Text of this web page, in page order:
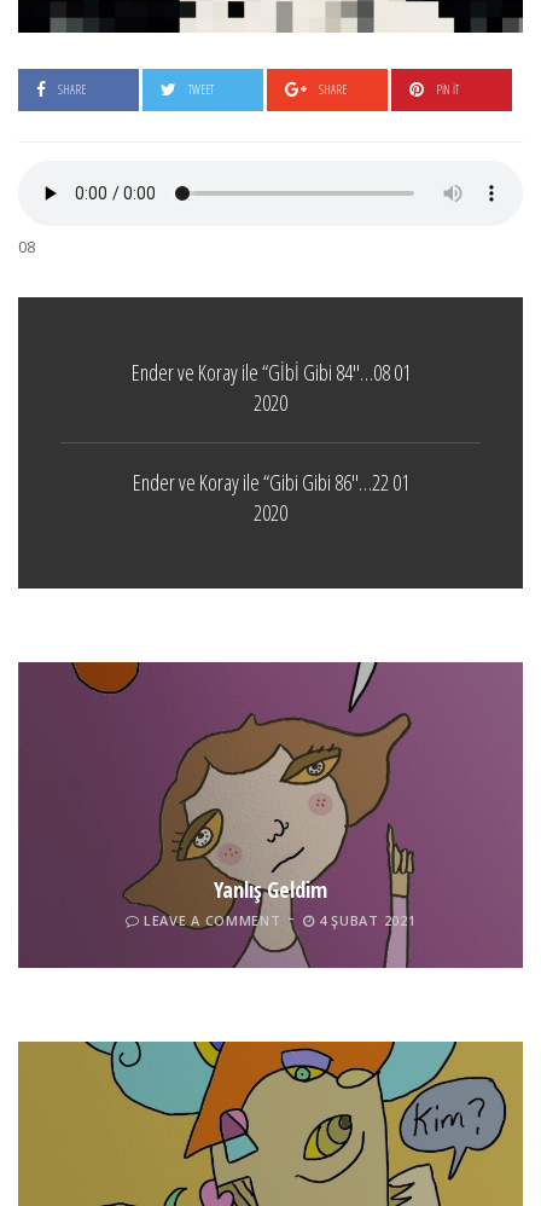
SHARE TWEET SHARE PIN IT
08
Ender ve Koray ile “Gİbİ Gibi 84″…08 01
2020
Ender ve Koray ile “Gibi Gibi 86″…22 01
2020
Yanlış Geldim
LEAVE A COMMENT 4 ŞUBAT 2021
Tel İnsan
LEAVE A COMMENT 4 ŞUBAT 2021